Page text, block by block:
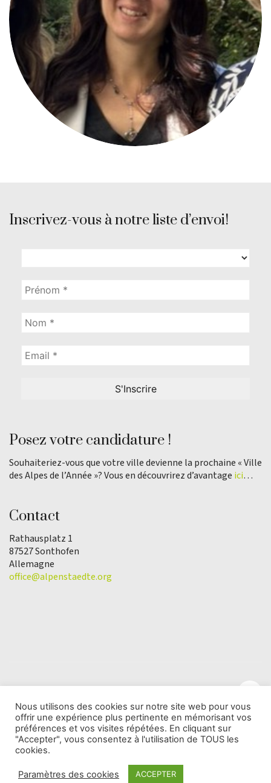
MEMBRE DU COMITÉ DIRECTEUR
Morbegno/IT
Inscrivez-vous à notre liste d’envoi!
Posez votre candidature !
Souhaiteriez-vous que votre ville devienne la prochaine « Ville
des Alpes de l’Année »? Vous en découvrirez d’avantage ici…
Contact
Rathausplatz 1
87527 Sonthofen
Allemagne
office@alpenstaedte.org
© Copyright 2025 | L'association Ville des Alpes de
l'Année |Protection des données
Nous utilisons des cookies sur notre site web pour vous
offrir une expérience plus pertinente en mémorisant vos
préférences et vos visites répétées. En cliquant sur
"Accepter", vous consentez à l'utilisation de TOUS les
cookies.
Paramètres des cookies ACCEPTER